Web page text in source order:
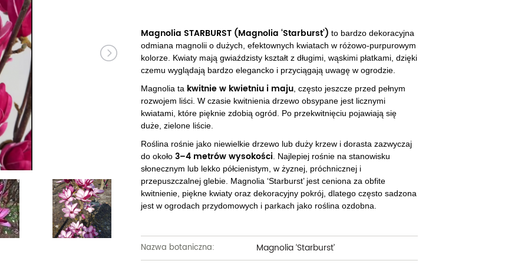
Truskawki i poziomki
Winogrona
Żurawiny
Pozostałe
Dęby
Glediczje
Głogi
Graby
Jabłonie ozdobne
Jarzębiny i jarząby
Kasztanowce
Wierzby
Wiśnie ozdobne
Złotokapy
Pozostałe
Forsycje
Hibiskusy
Jaśminowce
Kaliny
Kalmie
Krzewuszki
Pięciorniki
Piwonie
Pnącza
Powojniki - Clematisy
Tawuły i tawułki
Wisterie
Żarnowce
Magnolia STARBURST (Magnolia ‘Starburst’) to bardzo dekoracyjna
odmiana magnolii o dużych, efektownych kwiatach w różowo-purpurowym
kolorze. Kwiaty mają gwiaździsty kształt z długimi, wąskimi płatkami, dzięki
czemu wyglądają bardzo elegancko i przyciągają uwagę w ogrodzie.
Magnolia ta kwitnie w kwietniu i maju , często jeszcze przed pełnym
rozwojem liści. W czasie kwitnienia drzewo obsypane jest licznymi
kwiatami, które pięknie zdobią ogród. Po przekwitnięciu pojawiają się
duże, zielone liście.
Roślina rośnie jako niewielkie drzewo lub duży krzew i dorasta zazwyczaj
do około 3–4 metrów wysokości . Najlepiej rośnie na stanowisku
słonecznym lub lekko półcienistym, w żyznej, próchnicznej i
przepuszczalnej glebie. Magnolia ‘Starburst’ jest ceniona za obfite
kwitnienie, piękne kwiaty oraz dekoracyjny pokrój, dlatego często sadzona
jest w ogrodach przydomowych i parkach jako roślina ozdobna.
Nazwa botaniczna: Magnolia ‘Starburst’